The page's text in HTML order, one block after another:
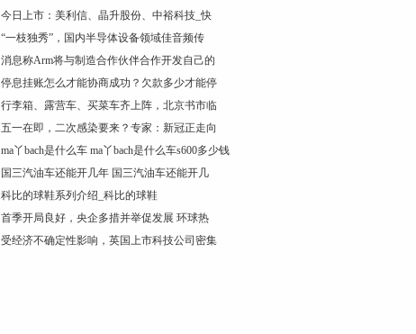
今日上市：美利信、晶升股份、中裕科技_快
“一枝独秀”，国内半导体设备领域佳音频传
消息称Arm将与制造合作伙伴合作开发自己的
停息挂账怎么才能协商成功？欠款多少才能停
行李箱、露营车、买菜车齐上阵，北京书市临
五一在即，二次感染要来？专家：新冠正走向
ma丫bach是什么车 ma丫bach是什么车s600多少钱
国三汽油车还能开几年 国三汽油车还能开几
科比的球鞋系列介绍_科比的球鞋
首季开局良好，央企多措并举促发展 环球热
受经济不确定性影响，英国上市科技公司密集